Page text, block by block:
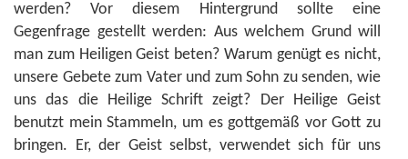
werden? Vor diesem Hintergrund sollte eine
Gegenfrage gestellt werden: Aus welchem Grund will
man zum Heiligen Geist beten? Warum genügt es nicht,
unsere Gebete zum Vater und zum Sohn zu senden, wie
uns das die Heilige Schrift zeigt? Der Heilige Geist
benutzt mein Stammeln, um es gottgemäß vor Gott zu
bringen. Er, der Geist selbst, verwendet sich für uns